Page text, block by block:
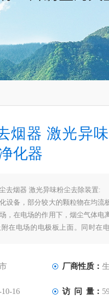
烟器 激光异
化器
去烟器 激光异味粉尘去除装置:
设备，部分较大的颗粒物在均流
，在电场的作用下，烟尘气体电
在电场的电极板上面。同时在
厂商性质：
10-16 访 问 量：